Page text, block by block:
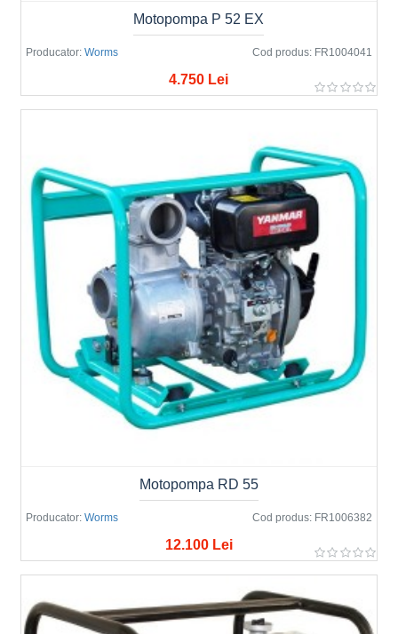
Producator: Worms Cod produs: FR1004041
Motopompa P 52 EX
4.750 Lei
Producator: Worms Cod produs: FR1006382
Motopompa RD 55
12.100 Lei